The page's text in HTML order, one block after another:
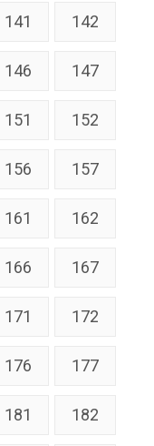
141 142
146 147
151 152
156 157
161 162
166 167
171 172
176 177
181 182